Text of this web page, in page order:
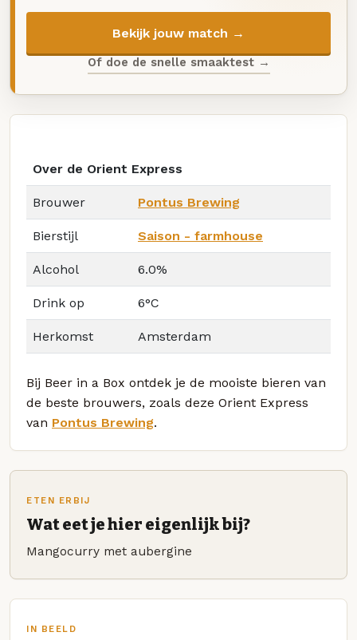
Bekijk jouw match →
Of doe de snelle smaaktest →
Over de Orient Express
Brouwer Pontus Brewing
Bierstijl Saison - farmhouse
Alcohol 6.0%
Drink op 6°C
Herkomst Amsterdam
Bij Beer in a Box ontdek je de mooiste bieren van
de beste brouwers, zoals deze Orient Express
van Pontus Brewing.
ETEN ERBIJ
Wat eet je hier eigenlijk bij?
Mangocurry met aubergine
IN BEELD